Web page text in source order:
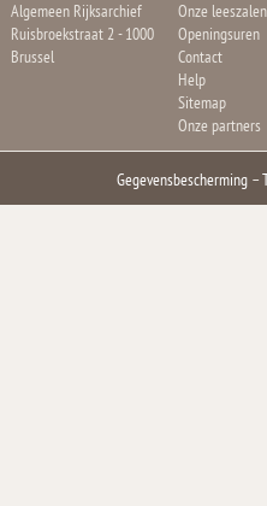
Algemeen Rijksarchief
Ruisbroekstraat 2 - 1000
Brussel
Onze leeszalen
Openingsuren
Contact
Help
Sitemap
Onze partners
Gegevensbescherming–